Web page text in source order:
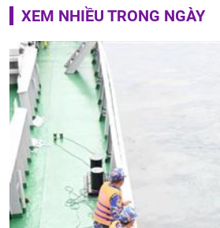
XEM NHIỀU TRONG NGÀY